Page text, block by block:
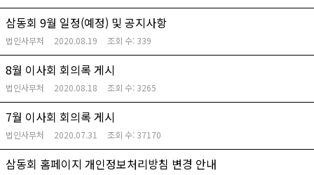
삼동회 9월 일정(예정) 및 공지사항
법인사무처 2020.08.19 조회 수: 339
8월 이사회 회의록 게시
법인사무처 2020.08.18 조회 수: 3265
7월 이사회 회의록 게시
법인사무처 2020.07.31 조회 수: 37170
삼동회 홈페이지 개인정보처리방침 변경 안내